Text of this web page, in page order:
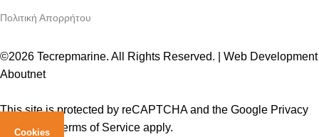
Πολιτική Απορρήτου
©2026 Tecrepmarine. All Rights Reserved. | Web Development
Aboutnet
This site is protected by reCAPTCHA and the Google Privacy
Policy and Terms of Service apply.
Cookies